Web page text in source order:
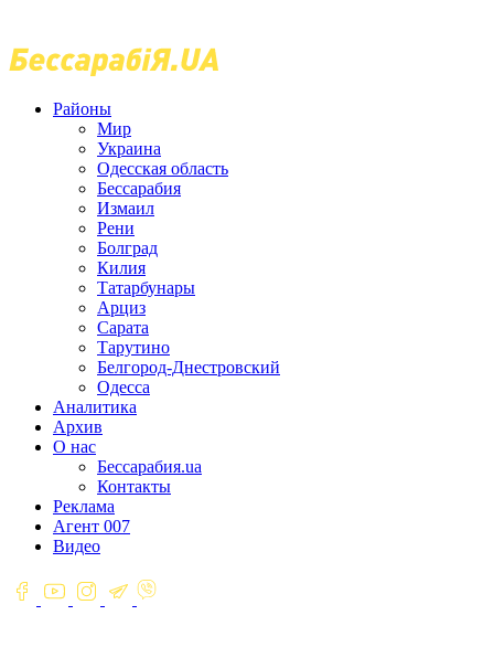
Районы
Мир
Украина
Одесская область
Бессарабия
Измаил
Рени
Болград
Килия
Татарбунары
Арциз
Сарата
Тарутино
Белгород-Днестровский
Одесса
Аналитика
Архив
О нас
Бессарабия.ua
Контакты
Реклама
Агент 007
Видео